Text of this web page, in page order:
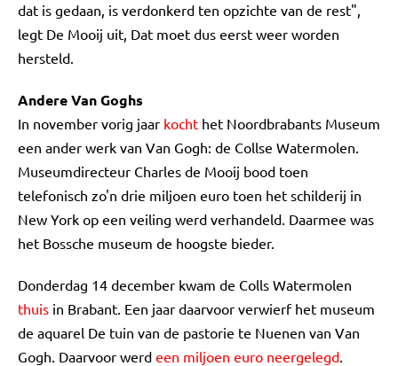
dat is gedaan, is verdonkerd ten opzichte van de rest",
legt De Mooij uit, Dat moet dus eerst weer worden
hersteld.
Andere Van Goghs
In november vorig jaar kocht het Noordbrabants Museum
een ander werk van Van Gogh: de Collse Watermolen.
Museumdirecteur Charles de Mooij bood toen
telefonisch zo'n drie miljoen euro toen het schilderij in
New York op een veiling werd verhandeld. Daarmee was
het Bossche museum de hoogste bieder.
Donderdag 14 december kwam de Colls Watermolen
thuis in Brabant. Een jaar daarvoor verwierf het museum
de aquarel De tuin van de pastorie te Nuenen van Van
Gogh. Daarvoor werd een miljoen euro neergelegd.